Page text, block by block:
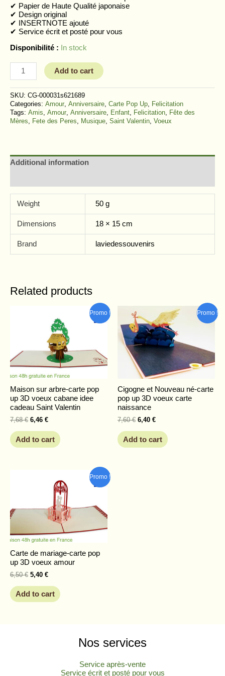
✔︎ Papier de Haute Qualité japonaise
✔︎ Design original
✔︎ INSERTNOTE ajouté
✔︎ Service écrit et posté pour vous
Disponibilité :
In stock
Add to cart
SKU: CG-000031s621689
Categories: Amour, Anniversaire, Carte Pop Up, Felicitation
Tags: Amis, Amour, Anniversaire, Enfant, Felicitation, Fête des
Mères, Fete des Peres, Musique, Saint Valentin, Voeux
Additional information
Weight 50 g
Dimensions 18 × 15 cm
Brand laviedessouvenirs
Related products
Promo !
Maison sur arbre-carte pop
up 3D voeux cabane idee
cadeau Saint Valentin
7,68€ 6,46 €
price
is:
6,46 €.
Add to cart
Promo !
Cigogne et Nouveau né-carte
pop up 3D voeux carte
naissance
7,60€
price
was:
7,60 €.
6,40 €
Current
price
is:
6,40 €.
Add to cart
Promo !
Carte de mariage-carte pop
up 3D voeux amour
6,50€ 5,40 €
price
is:
5,40 €.
Add to cart
Nos services
Service après-vente
Service écrit et posté pour vous